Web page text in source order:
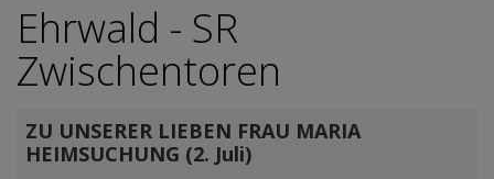
Ehrwald - SR
Zwischentoren
ZU UNSERER LIEBEN FRAU MARIA
HEIMSUCHUNG (2. Juli)